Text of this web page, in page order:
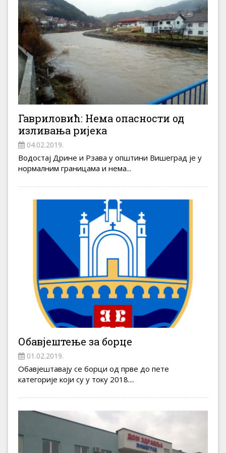
Гавриловић: Нема опасности од
изливања ријека
04.02.2019.
Водостај Дрине и Рзава у општини Вишеград је у
нормалним границама и нема...
Обавјештење за борце
01.02.2019.
Обавјештавају се борци од прве до пете
категорије који су у току 2018....